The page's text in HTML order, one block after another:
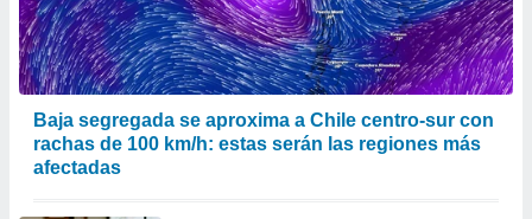
Baja segregada se aproxima a Chile centro-sur con
rachas de 100 km/h: estas serán las regiones más
afectadas